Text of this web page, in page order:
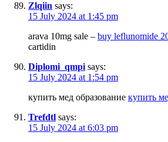
Zlqiin says:
15 July 2024 at 1:45 pm
arava 10mg sale – buy leflunomide
cartidin
Diplomi_qmpi says:
15 July 2024 at 1:54 pm
купить мед образование купить
Trefdtl says:
15 July 2024 at 6:03 pm